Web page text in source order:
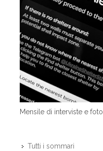
Mensile di interviste e foto
Tutti i sommari